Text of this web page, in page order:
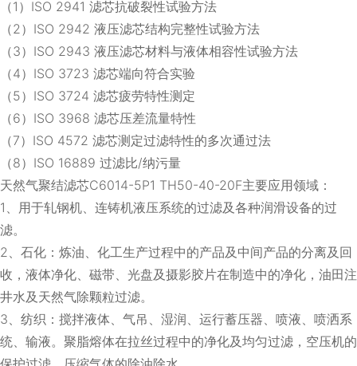
（1）ISO 2941 滤芯抗破裂性试验方法
（2）ISO 2942 液压滤芯结构完整性试验方法
（3）ISO 2943 液压滤芯材料与液体相容性试验方法
（4）ISO 3723 滤芯端向符合实验
（5）ISO 3724 滤芯疲劳特性测定
（6）ISO 3968 滤芯压差流量特性
（7）ISO 4572 滤芯测定过滤特性的多次通过法
（8）ISO 16889 过滤比/纳污量
天然气聚结滤芯C6014-5P1 TH50-40-20F主要应用领域：
1、用于轧钢机、连铸机液压系统的过滤及各种润滑设备的过
滤。
2、石化：炼油、化工生产过程中的产品及中间产品的分离及回
收，液体净化、磁带、光盘及摄影胶片在制造中的净化，油田注
井水及天然气除颗粒过滤。
3、纺织：搅拌液体、气吊、湿润、运行蓄压器、喷液、喷洒系
统、输液。聚脂熔体在拉丝过程中的净化及均匀过滤，空压机的